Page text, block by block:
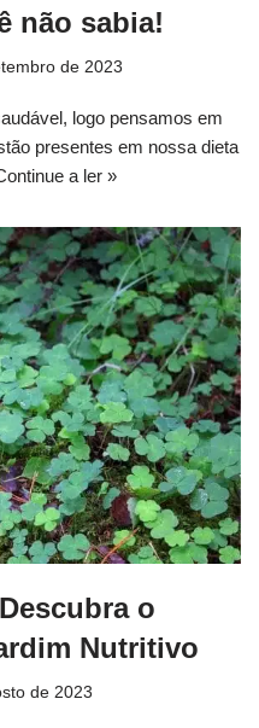
não sabia!
de 2023
logo pensamos em
presentes em nossa dieta
a ler »
o
Nutritivo
de 2023